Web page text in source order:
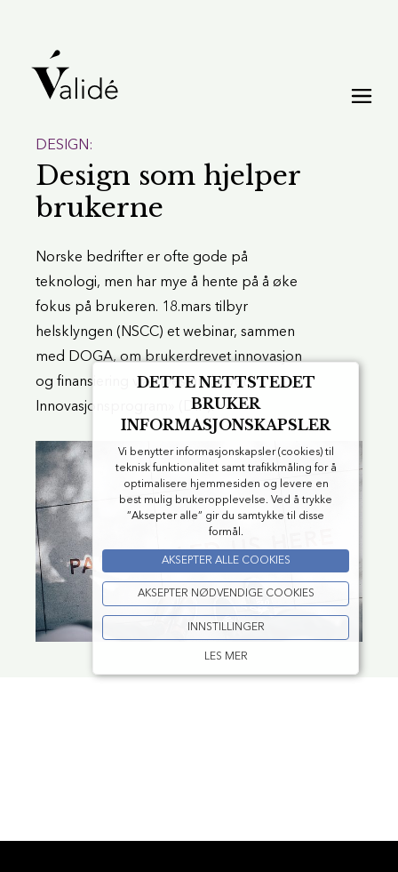
DESIGN:
Design som hjelper
brukerne
Norske bedrifter er ofte gode på
teknologi, men har mye å hente på å øke
fokus på brukeren. 18.mars tilbyr
helsklyngen (NSCC) et webinar, sammen
med DOGA, om brukerdrevet innovasjon
og finansiering via «Designdrevet
Innovasjonsprogram» (DIP).
DETTE NETTSTEDET
BRUKER
INFORMASJONSKAPSLER
Vi benytter informasjonskapsler (cookies) til
teknisk funktionalitet samt trafikkmåling for å
optimalisere hjemmesiden og levere en
best mulig brukeropplevelse. Ved å trykke
”Aksepter alle” gir du samtykke til disse
formål.
AKSEPTER ALLE COOKIES
AKSEPTER NØDVENDIGE COOKIES
INNSTILLINGER
LES MER